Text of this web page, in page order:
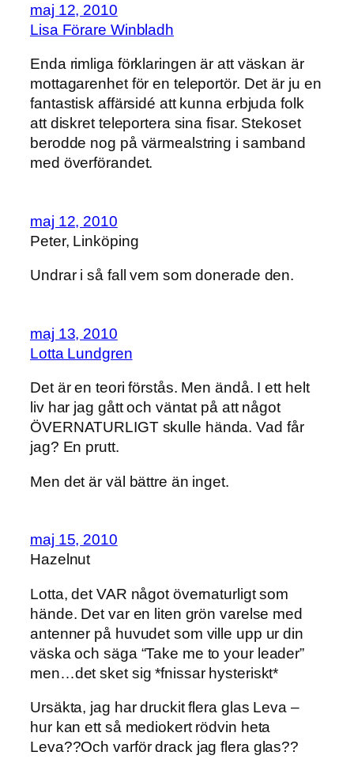
maj 12, 2010
Lisa Förare Winbladh
Enda rimliga förklaringen är att väskan är
mottagarenhet för en teleportör. Det är ju en
fantastisk affärsidé att kunna erbjuda folk
att diskret teleportera sina fisar. Stekoset
berodde nog på värmealstring i samband
med överförandet.
maj 12, 2010
Peter, Linköping
Undrar i så fall vem som donerade den.
maj 13, 2010
Lotta Lundgren
Det är en teori förstås. Men ändå. I ett helt
liv har jag gått och väntat på att något
ÖVERNATURLIGT skulle hända. Vad får
jag? En prutt.
Men det är väl bättre än inget.
maj 15, 2010
Hazelnut
Lotta, det VAR något övernaturligt som
hände. Det var en liten grön varelse med
antenner på huvudet som ville upp ur din
väska och säga “Take me to your leader”
men…det sket sig *fnissar hysteriskt*
Ursäkta, jag har druckit flera glas Leva –
hur kan ett så mediokert rödvin heta
Leva??Och varför drack jag flera glas??